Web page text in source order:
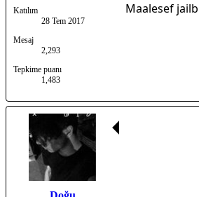
Katılım
28 Tem 2017
Mesaj
2,293
Tepkime puanı
1,483
Maalesef